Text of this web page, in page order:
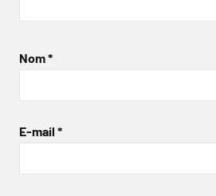
Nom*
E-mail *